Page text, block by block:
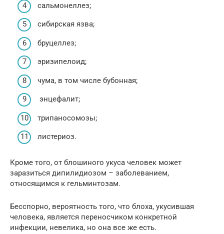
сальмонеллез;
сибирская язва;
бруцеллез;
эризипелоид;
чума, в том числе бубонная;
энцефалит;
трипаносомозы;
листериоз.
Кроме того, от блошиного укуса человек может
заразиться дипилидиозом – заболеванием,
относящимся к гельминтозам.
Бесспорно, вероятность того, что блоха, укусившая
человека, является переносчиком конкретной
инфекции, невелика, но она все же есть.